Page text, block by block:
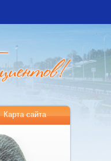
Карта сайта